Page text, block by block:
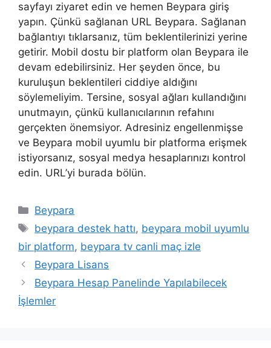
sayfayı ziyaret edin ve hemen Beypara giriş
yapın. Çünkü sağlanan URL Beypara. Sağlanan
bağlantıyı tıklarsanız, tüm beklentilerinizi yerine
getirir. Mobil dostu bir platform olan Beypara ile
devam edebilirsiniz. Her şeyden önce, bu
kuruluşun beklentileri ciddiye aldığını
söylemeliyim. Tersine, sosyal ağları kullandığını
unutmayın, çünkü kullanıcılarının refahını
gerçekten önemsiyor. Adresiniz engellenmişse
ve Beypara mobil uyumlu bir platforma erişmek
istiyorsanız, sosyal medya hesaplarınızı kontrol
edin. URL’yi burada bölün.
Kategoriler
Beypara
Etiketler
beypara destek hattı, beypara mobil uyumlu
bir platform, beypara tv canli maç izle
Beypara Lisans
Beypara Hesap Panelinde Yapılabilecek
İşlemler